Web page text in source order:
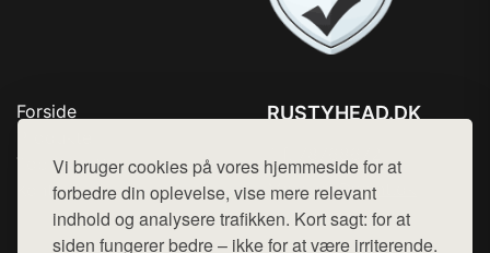
Vi bruger cookies på vores hjemmeside for at
forbedre din oplevelse, vise mere relevant
indhold og analysere trafikken. Kort sagt: for at
siden fungerer bedre – ikke for at være irriterende.
Forside
Top Rabatter
Kontakt
RUSTYHEAD.DK
Mail: hej@want.dk
Cookie- og privatlivspolitik